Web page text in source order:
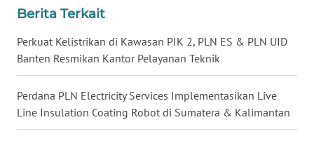
Berita Terkait
Perkuat Kelistrikan di Kawasan PIK 2, PLN ES & PLN UID
Banten Resmikan Kantor Pelayanan Teknik
Perdana PLN Electricity Services Implementasikan Live
Line Insulation Coating Robot di Sumatera & Kalimantan
LAMPUNG
WN
JATENG
WN
NUSANTARA